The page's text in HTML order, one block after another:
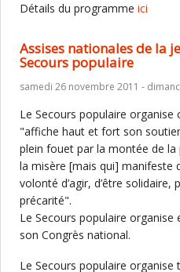
Détails du programme ici
Assises nationales de la
Secours populaire
samedi 26 novembre 2011 -
Le Secours populaire organise
"affiche haut et fort son
plein fouet par la montée de la
la misère [mais qui] manifeste
volonté d’agir, d’être solidaire,
précarité".
Le Secours populaire
son Congrès national.
Le Secours populaire organise